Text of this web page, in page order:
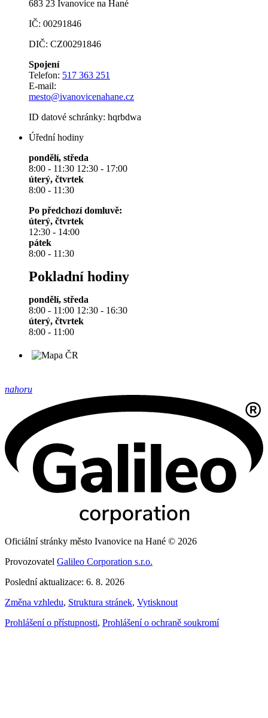
683 23 Ivanovice na Hané
IČ: 00291846
DIČ: CZ00291846
Spojení
Telefon: 517 363 251
E-mail:
mesto@ivanovicenahane.cz
ID datové schránky: hqrbdwa
Úřední hodiny
pondělí, středa
8:00 - 11:30 12:30 - 17:00
úterý, čtvrtek
8:00 - 11:30
Po předchozí domluvě:
úterý, čtvrtek
12:30 - 14:00
pátek
8:00 - 11:30
Pokladní hodiny
pondělí, středa
8:00 - 11:00 12:30 - 16:30
úterý, čtvrtek
8:00 - 11:00
nahoru
Oficiální stránky město Ivanovice na Hané © 2026
Provozovatel Galileo Corporation s.r.o.
Poslední aktualizace: 6. 8. 2026
Změna vzhledu, Struktura stránek, Vytisknout
Prohlášení o přístupnosti, Prohlášení o ochraně soukromí